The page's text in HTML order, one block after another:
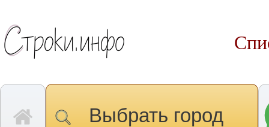
Выбрать город